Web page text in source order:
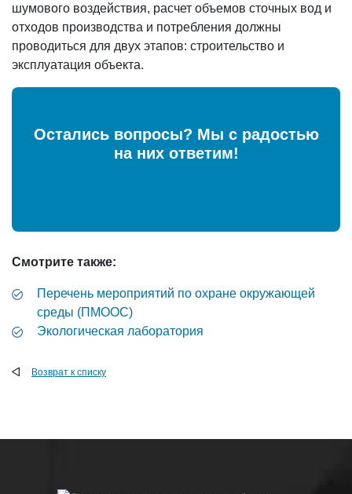
шумового воздействия, расчет объемов сточных вод и
отходов производства и потребления должны
проводиться для двух этапов: строительство и
эксплуатация объекта.
Остались вопросы? Мы с радостью
на них ответим!
Смотрите также:
Перечень мероприятий по охране окружающей
среды (ПМООС)
Экологическая лаборатория
Возврат к списку